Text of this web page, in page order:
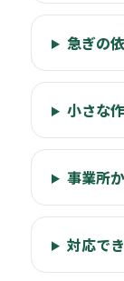
急ぎの
小さな
事業所
対応で